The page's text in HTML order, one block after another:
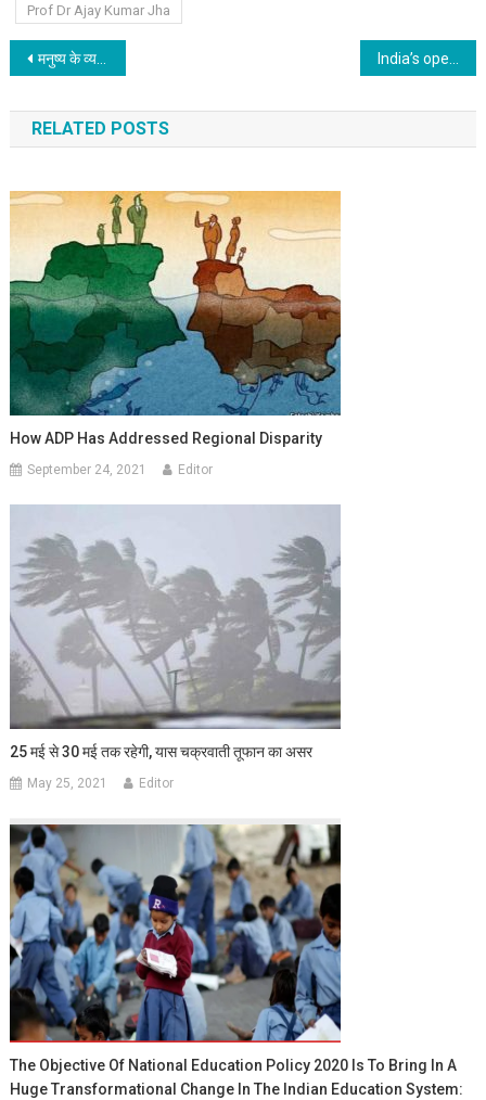
Prof Dr Ajay Kumar Jha
Post navigation
मनुष्य के व्यक्तित्व और आध्यात्मिक कारणों से भी होली का महत्व है
RELATED POSTS
How ADP Has Addressed Regional Disparity
September 24, 2021 Editor
25 मई से 30 मई तक रहेगी, यास चक्रवाती तूफान का असर
May 25, 2021 Editor
The Objective Of National Education Policy 2020 Is To Bring In A
Huge Transformational Change In The Indian Education System: